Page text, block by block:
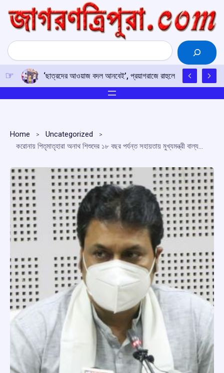
content
Search
‘ছাত্রদের আওয়াজ বদল আনবেই’, প্রয়াগরাজে রাহুলের হুঙ্কার
Home
Uncategorized
করোনায় পিতৃমাতৃহারা অনাথ শিশুদের ১৮ বছর পর্যন্ত সহায়তায় মুখ্যমন্ত্রী বাল্যসেবা প্রকল্প